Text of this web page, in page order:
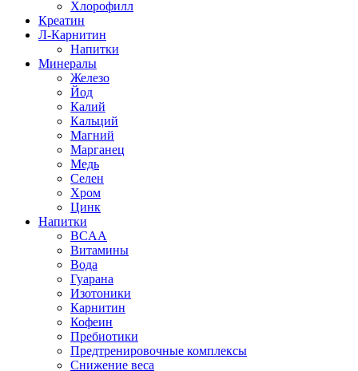
Хлорофилл
Креатин
Л-Карнитин
Напитки
Минералы
Железо
Йод
Калий
Кальций
Магний
Марганец
Медь
Селен
Хром
Цинк
Напитки
BCAA
Витамины
Вода
Гуарана
Изотоники
Карнитин
Кофеин
Пребиотики
Предтренировочные комплексы
Снижение веса